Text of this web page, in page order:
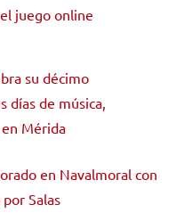
juego online
su décimo
días de música,
Mérida
en Navalmoral con
Salas